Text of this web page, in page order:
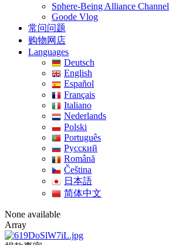
Sphere-Being Alliance Channel
Goode Vlog
常问问题
购物网店
Languages
Deutsch
English
Español
Français
Italiano
Nederlands
Polski
Português
Pусский
Română
Čeština
日本語
简体中文
None available
Array